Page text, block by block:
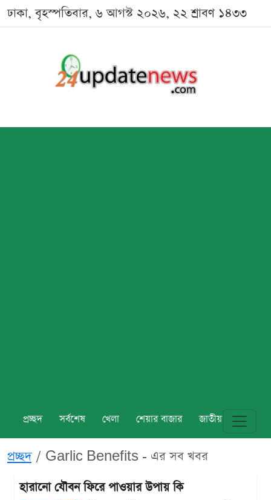
ঢাকা, বৃহস্পতিবার, ৬ আগস্ট ২০২৬, ২২ শ্রাবণ ১৪৩৩
প্রচ্ছদ সর্বশেষ খেলা শেয়ার বাজার জাতীয় বিশ্ব
প্রচ্ছদ Garlic Benefits - এর সব খবর
হারানো যৌবন ফিরে পাওয়ার উপায় কি